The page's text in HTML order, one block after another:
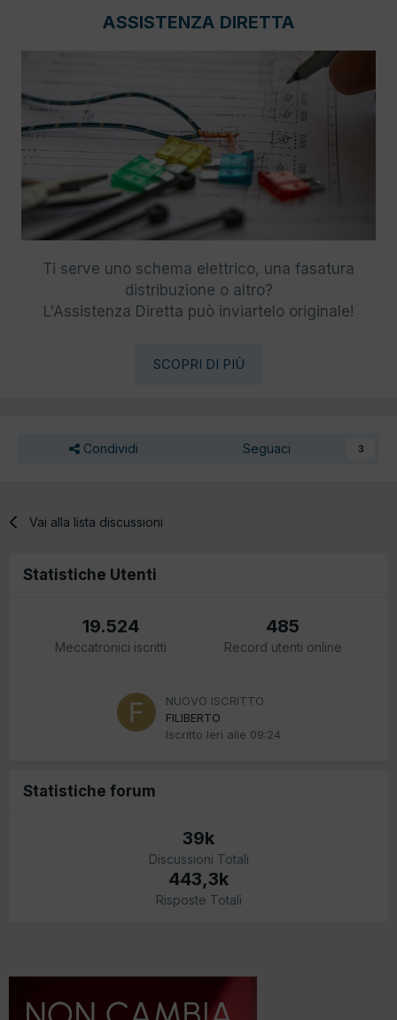
ASSISTENZA DIRETTA
Ti serve uno schema elettrico, una fasatura
distribuzione o altro?
L'Assistenza Diretta può inviartelo originale!
SCOPRI DI PIÙ
Condividi Seguaci 3
Vai alla lista discussioni
Statistiche Utenti
19.524
Meccatronici iscritti
485
Record utenti online
NUOVO ISCRITTO
FILIBERTO
Iscritto Ieri alle 09:24
Statistiche forum
39k
Discussioni Totali
443,3k
Risposte Totali